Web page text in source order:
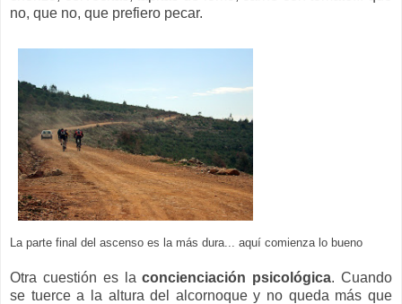
no, que no, que prefiero pecar.
La parte final del ascenso es la más dura... aquí comienza lo bueno
Otra cuestión es laconcienciación psicológica. Cuando
se tuerce a la altura del alcornoque y no queda más que